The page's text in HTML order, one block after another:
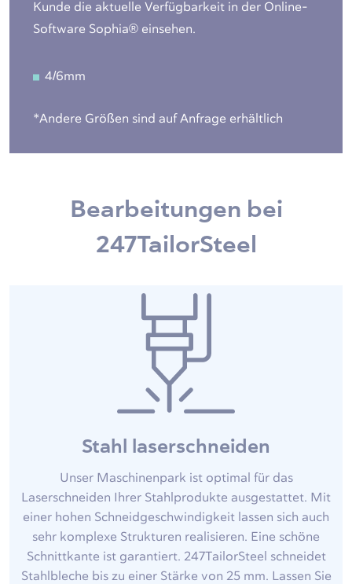
Kunde die aktuelle Verfügbarkeit in der Online-
Software Sophia® einsehen.
4/6mm
*Andere Größen sind auf Anfrage erhältlich
Bearbeitungen bei
247TailorSteel
Stahl laserschneiden
Unser Maschinenpark ist optimal für das
Laserschneiden Ihrer Stahlprodukte ausgestattet. Mit
einer hohen Schneidgeschwindigkeit lassen sich auch
sehr komplexe Strukturen realisieren. Eine schöne
Schnittkante ist garantiert. 247TailorSteel schneidet
Stahlbleche bis zu einer Stärke von 25 mm. Lassen Sie